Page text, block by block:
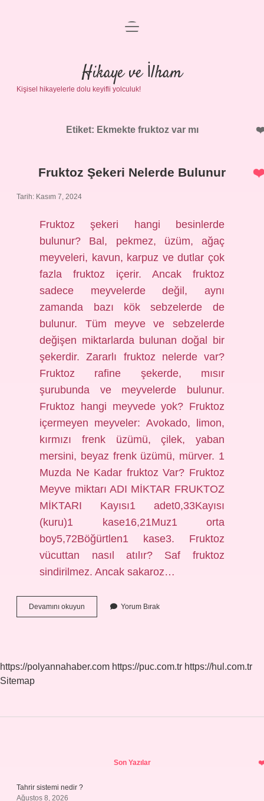
Anasayfa
Gizlilik Politikası
Yasal Uyarı
menüyü
Hikaye ve İlham
Kişisel hikayelerle dolu keyifli yolculuk!
Etiket: Ekmekte fruktoz var mı
Fruktoz Şekeri Nelerde Bulunur
Tarih: Kasım 7, 2024
Fruktoz şekeri hangi besinlerde
bulunur? Bal, pekmez, üzüm, ağaç
meyveleri, kavun, karpuz ve dutlar çok
fazla fruktoz içerir. Ancak fruktoz
sadece meyvelerde değil, aynı
zamanda bazı kök sebzelerde de
bulunur. Tüm meyve ve sebzelerde
değişen miktarlarda bulunan doğal bir
şekerdir. Zararlı fruktoz nelerde var?
Fruktoz rafine şekerde, mısır
şurubunda ve meyvelerde bulunur.
Fruktoz hangi meyvede yok? Fruktoz
içermeyen meyveler: Avokado, limon,
kırmızı frenk üzümü, çilek, yaban
mersini, beyaz frenk üzümü, mürver. 1
Muzda Ne Kadar fruktoz Var? Fruktoz
Meyve miktarı ADI MİKTAR FRUKTOZ
MİKTARI Kayısı1 adet0,33Kayısı
(kuru)1 kase16,21Muz1 orta
boy5,72Böğürtlen1 kase3. Fruktoz
vücuttan nasıl atılır? Saf fruktoz
sindirilmez. Ancak sakaroz…
Devamını okuyun
Şekeri
Yorum Bırak
https://polyannahaber.com https://puc.com.tr https://hul.com.tr
Sitemap
Son Yazılar
Tahrir sistemi nedir ?
Ağustos 8, 2026